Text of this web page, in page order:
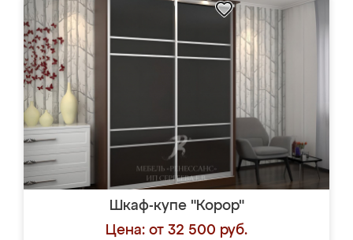
Шкаф-купе "Корор"
Цена: от 32 500 руб.